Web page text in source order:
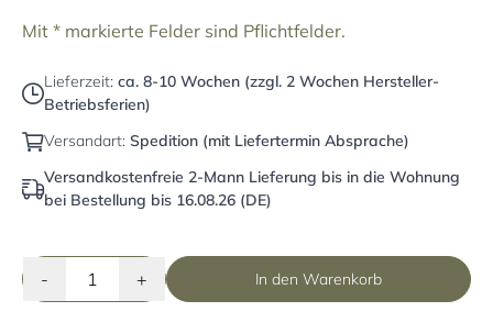
Mit * markierte Felder sind Pflichtfelder.
Lieferzeit: ca. 8-10 Wochen (zzgl. 2 Wochen Hersteller-
Betriebsferien)
Versandart: Spedition (mit Liefertermin Absprache)
Versandkostenfreie 2-Mann Lieferung bis in die Wohnung
bei Bestellung bis 16.08.26 (DE)
- + In den Warenkorb